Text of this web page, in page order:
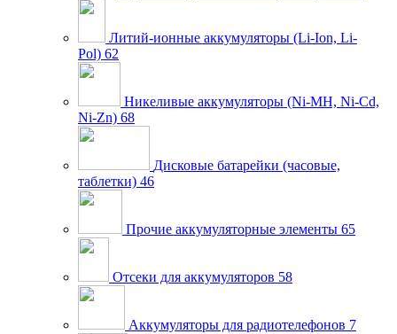
Литий-ионные аккумуляторы (Li-Ion, Li-
Pol) 62
Никеливые аккумуляторы (Ni-MH, Ni-Cd,
Ni-Zn) 68
Дисковые батарейки (часовые,
таблетки) 46
Прочие аккумуляторные элементы 65
Отсеки для аккумуляторов 58
Аккумуляторы для радиотелефонов 7